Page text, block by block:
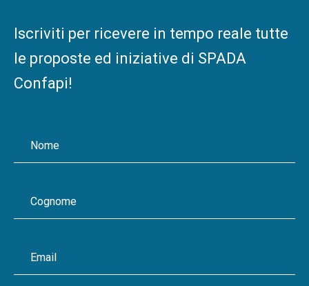
Iscriviti per ricevere in tempo reale tutte
le proposte ed iniziative di SPADA
Confapi!